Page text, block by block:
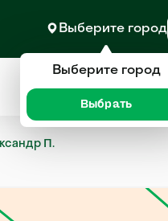
Выберите город
П.
Выберите город
Выбрать